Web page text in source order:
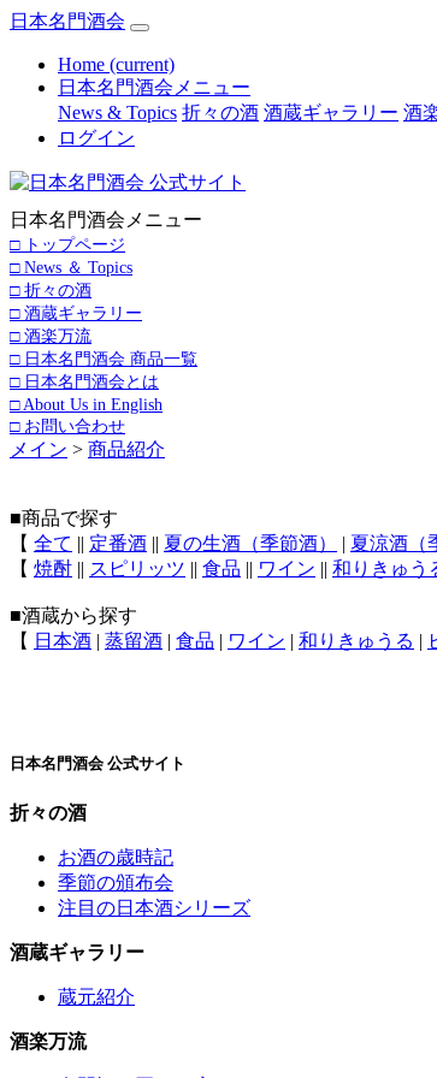
日本名門酒会
Home (current)
日本名門酒会メニュー
News & Topics 折々の酒 酒蔵ギャラリー 酒
ログイン
日本名門酒会メニュー
□ トップページ
□ News ＆ Topics
□ 折々の酒
□ 酒蔵ギャラリー
□ 酒楽万流
□ 日本名門酒会 商品一覧
□ 日本名門酒会とは
□ About Us in English
□ お問い合わせ
メイン > 商品紹介
■商品で探す
【 全て || 定番酒 || 夏の生酒（季節酒） | 夏涼酒（
【 焼酎 || スピリッツ || 食品 || ワイン || 和りきゅう
■酒蔵から探す
【 日本酒 | 蒸留酒 | 食品 | ワイン | 和りきゅうる |
日本名門酒会 公式サイト
折々の酒
お酒の歳時記
季節の頒布会
注目の日本酒シリーズ
酒蔵ギャラリー
蔵元紹介
酒楽万流